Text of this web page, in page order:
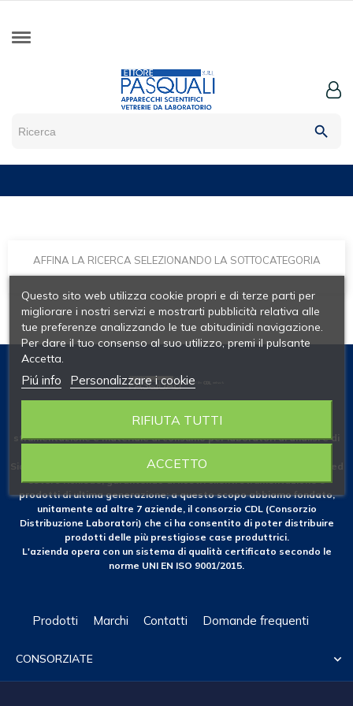
search
AFFINA LA RICERCA SELEZIONANDO LA SOTTOCATEGORIA
Fondata nel 1953 come azienda specializzata nelle forniture di
strumentazione e materiale di consumo per laboratori di analisi e di
Siamo costantemente attenti alle novità che il mercato nazionale ed
estero richiede, garantendo ai nostri clienti strumentazione e
prodotti di ultima generazione; a questo scopo abbiamo fondato,
unitamente ad altre 7 aziende, il consorzio CDL (Consorzio
Distribuzione Laboratori) che ci ha consentito di poter distribuire
prodotti delle più prestigiose case produttrici.
L'azienda opera con un sistema di qualità certificato secondo le
norme UNI EN ISO 9001/2015.
Prodotti Marchi Contatti Domande frequenti
CONSORZIATE 
Questo sito web utilizza cookie propri e di terze parti per
migliorare i nostri servizi e mostrarti pubblicità relativa alle
tue preferenze analizzando le tue abitudinidi navigazione.
Per dare il tuo consenso al suo utilizzo, premi il pulsante
Accetta.
Piú info Personalizzare i cookie
RIFIUTA TUTTI
ACCETTO